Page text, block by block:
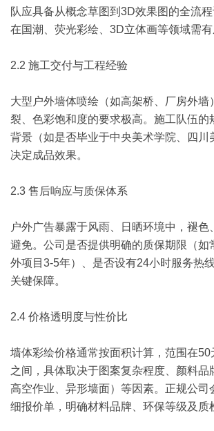
队应具备从概念草图到3D效果图的全流
在国潮、荧光彩绘、3D立体画等领域需有
2.2 施工交付与工程经验
大型户外墙体喷绘（如高架桥、厂房外墙
裂、色彩饱和度的要求极高。施工队伍的
背景（如是否毕业于中央美术学院、四川
决定成品效果。
2.3 售后响应与质保体系
户外广告暴露于风雨、日晒环境中，褪色
避免。公司是否提供明确的质保期限（如
外项目3-5年）、是否设有24小时服务热
关键保障。
2.4 价格透明度与性价比
墙体彩绘价格通常按面积计算，范围在50
之间，具体取决于图案复杂程度、颜料品
高空作业、异形墙面）等因素。正规公司
细报价单，明确材料品牌、环保等级及质